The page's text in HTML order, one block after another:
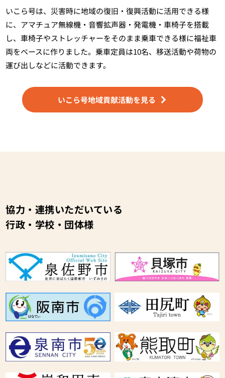
いこら号は、災害時に地域の復旧・復興活動に活用できる様
に、アマチュア無線機・音響拡声器・発電機・車椅子を搭載
し、車椅子やストレッチャーをそのまま乗車できる様に福祉車
両をベースに作りました。乗車定員は10名、移送活動や荷物の
運び出しなどに活動できます。
いこら号地域貢献活動を見る
協力・連携いただいている
行政・学校・団体様